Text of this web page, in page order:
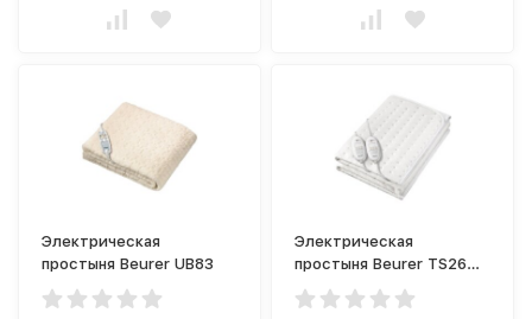
Электрическая
простыня Beurer UB83
Электрическая
простыня Beurer TS26
XXL